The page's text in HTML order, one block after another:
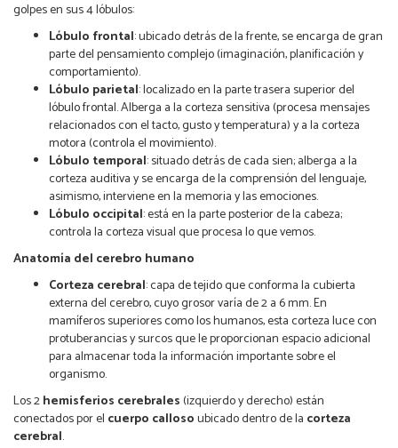
golpes en sus 4 lóbulos:
Lóbulo frontal: ubicado detrás de la frente, se encarga de gran
parte del pensamiento complejo (imaginación, planificación y
comportamiento).
Lóbulo parietal: localizado en la parte trasera superior del
lóbulo frontal. Alberga a la corteza sensitiva (procesa mensajes
relacionados con el tacto, gusto y temperatura) y a la corteza
motora (controla el movimiento).
Lóbulo temporal: situado detrás de cada sien; alberga a la
corteza auditiva y se encarga de la comprensión del lenguaje,
asimismo, interviene en la memoria y las emociones.
Lóbulo occipital: está en la parte posterior de la cabeza;
controla la corteza visual que procesa lo que vemos.
Anatomía del cerebro humano
Corteza cerebral: capa de tejido que conforma la cubierta
externa del cerebro, cuyo grosor varía de 2 a 6 mm. En
mamíferos superiores como los humanos, esta corteza luce con
protuberancias y surcos que le proporcionan espacio adicional
para almacenar toda la información importante sobre el
organismo.
Los 2hemisferios cerebrales(izquierdo y derecho) están
conectados por el cuerpo callosoubicado dentro de la corteza
cerebral.